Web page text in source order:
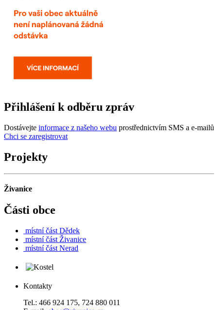
Přihlášení k odběru zpráv
Dostávejte informace z našeho webu prostřednictvím SMS a e-mailů
Chci se zaregistrovat
Projekty
Živanice
Části obce
místní část Dědek
místní část Živanice
místní část Nerad
Kontakty
Tel.: 466 924 175, 724 880 011